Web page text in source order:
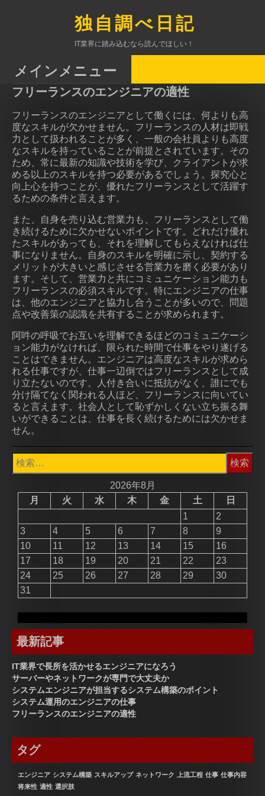
独自調べ日記
IT業界に踏み込むなら読んでほしい！
メインメニュー
フリーランスのエンジニアの適性
フリーランスのエンジニアとして働くには、何よりも高
度なスキルが欠かせません。フリーランスの人材は即戦
力として扱われることが多く、一般の会社員よりも高度
なスキルを持っていることが前提とされています。その
ため、常に最新の知識や技術を学び、クライアントが求
める以上のスキルを持つ必要があるでしょう。探究心と
向上心を持つことが、優れたフリーランスとして活躍す
るための条件と言えます。
また、自身を売り込む営業力も、フリーランスとして働
き続けるために欠かせないポイントです。どれだけ優れ
たスキルがあっても、それを理解してもらえなければ仕
事になりません。自身のスキルを明確に示し、契約する
メリットが大きいと感じさせる営業力を磨く必要があり
ます。そして、営業力と共にコミュニケーション能力も
フリーランスの必須スキルです。特にエンジニアの仕事
は、他のエンジニアと協力し合うことが多いので、問題
点や改善策の認識を共有することが求められます。
阿吽の呼吸でお互いを理解できるほどのコミュニケーシ
ョン能力がなければ、限られた時間で仕事をやり遂げる
ことはできません。エンジニアは高度なスキルが求めら
れる仕事ですが、仕事一辺倒ではフリーランスとして成
り立たないのです。人付き合いに抵抗がなく、誰にでも
分け隔てなく関われる人ほど、フリーランスに向いてい
ると言えます。社会人として恥ずかしくない立ち振る舞
いができることは、仕事を長く続けるためには欠かせま
せん。
検
索:
2026年8月
月
火 水 木 金 土
日
1
2
3
4 5 6 7 8
9
10
11 12 13 14 15
16
17
18 19 20 21 22
23
24
25 26 27 28 29
30
31
最新記事
IT業界で長所を活かせるエンジニアになろう
サーバーやネットワークが専門で大丈夫か
システムエンジニアが担当するシステム構築のポイント
システム運用のエンジニアの仕事
フリーランスのエンジニアの適性
タグ
エンジニア システム構築 スキルアップ ネットワーク 上流工程 仕事 仕事内容
将来性 適性 選択肢